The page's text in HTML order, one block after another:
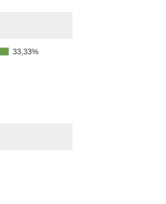
33,33%